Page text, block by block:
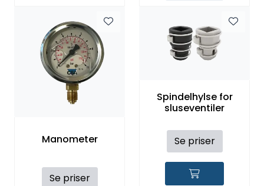
Manometer
Se priser
Spindelhylse for
sluseventiler
Se priser